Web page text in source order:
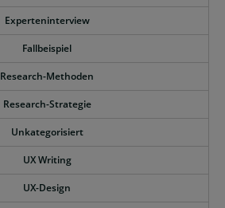
Experteninterview
Fallbeispiel
Research-Methoden
Research-Strategie
Unkategorisiert
UX Writing
UX-Design